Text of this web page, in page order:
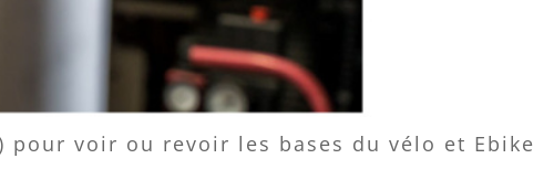
voir ou revoir les bases du vélo et Ebike